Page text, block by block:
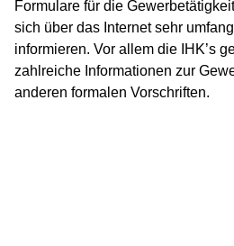
Formulare für die
sich über das Internet sehr
informieren. Vor allem die IHK’s
zahlreiche Informationen zur
anderen formalen Vorschriften.